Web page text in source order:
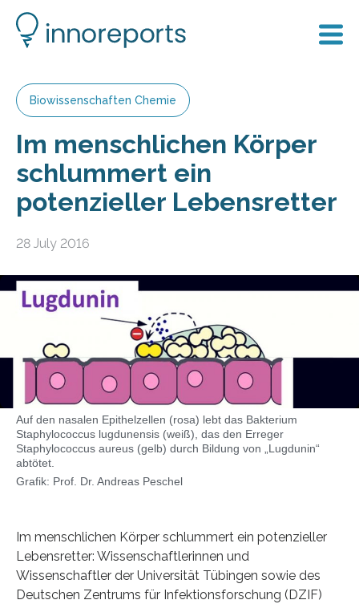
Biowissenschaften Chemie
Im menschlichen Körper
schlummert ein
potenzieller Lebensretter
28 July 2016
Auf den nasalen Epithelzellen (rosa) lebt das Bakterium
Staphylococcus lugdunensis (weiß), das den Erreger
Staphylococcus aureus (gelb) durch Bildung von „Lugdunin“
abtötet.
Grafik: Prof. Dr. Andreas Peschel
Im menschlichen Körper schlummert ein potenzieller
Lebensretter: Wissenschaftlerinnen und
Wissenschaftler der Universität Tübingen sowie des
Deutschen Zentrums für Infektionsforschung (DZIF)